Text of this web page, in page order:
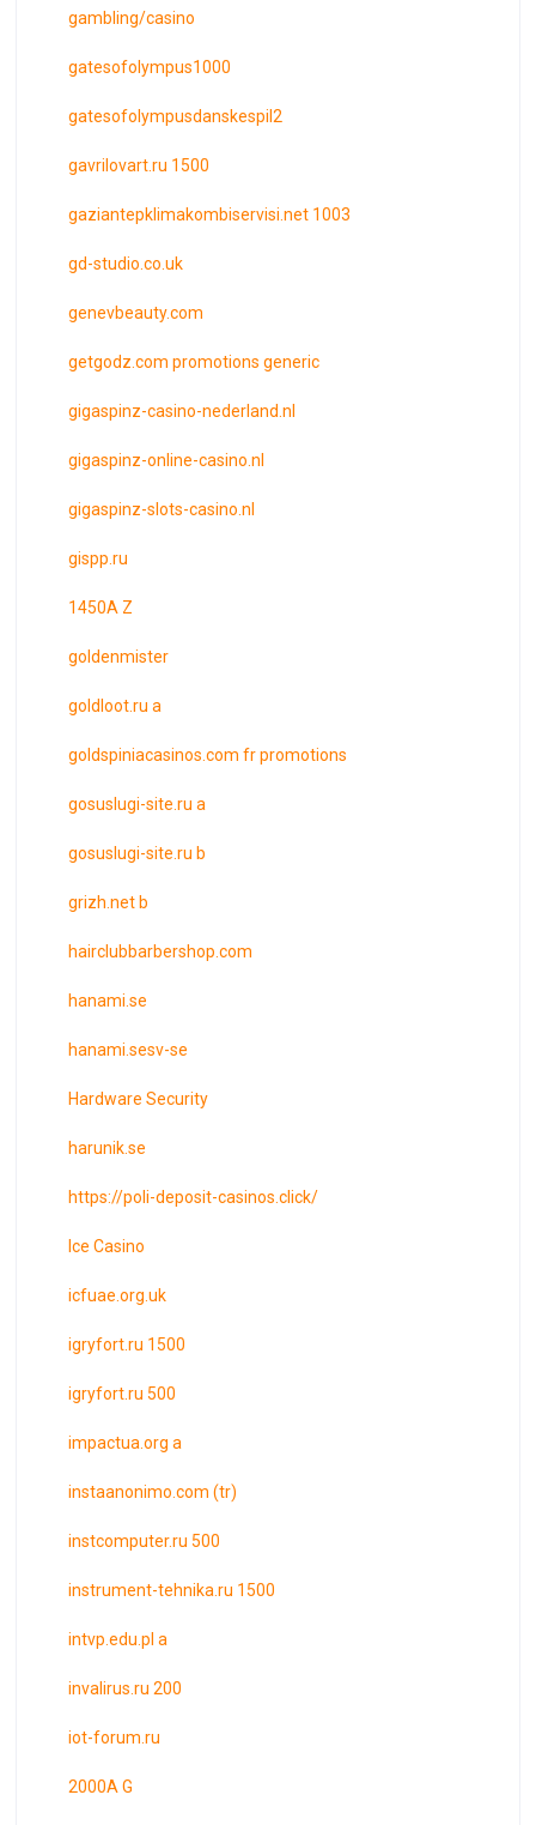
gambling/casino
gatesofolympus1000
gatesofolympusdanskespil2
gavrilovart.ru 1500
gaziantepklimakombiservisi.net 1003
gd-studio.co.uk
genevbeauty.com
getgodz.com promotions generic
gigaspinz-casino-nederland.nl
gigaspinz-online-casino.nl
gigaspinz-slots-casino.nl
gispp.ru
1450A Z
goldenmister
goldloot.ru a
goldspiniacasinos.com fr promotions
gosuslugi-site.ru a
gosuslugi-site.ru b
grizh.net b
hairclubbarbershop.com
hanami.se
hanami.sesv-se
Hardware Security
harunik.se
https://poli-deposit-casinos.click/
Ice Casino
icfuae.org.uk
igryfort.ru 1500
igryfort.ru 500
impactua.org a
instaanonimo.com (tr)
instcomputer.ru 500
instrument-tehnika.ru 1500
intvp.edu.pl a
invalirus.ru 200
iot-forum.ru
2000A G